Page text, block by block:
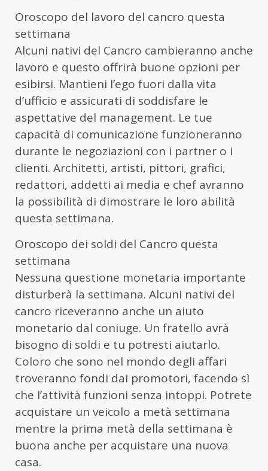
Oroscopo del lavoro del cancro questa
settimana
Alcuni nativi del Cancro cambieranno anche
lavoro e questo offrirà buone opzioni per
esibirsi. Mantieni l’ego fuori dalla vita
d’ufficio e assicurati di soddisfare le
aspettative del management. Le tue
capacità di comunicazione funzioneranno
durante le negoziazioni con i partner o i
clienti. Architetti, artisti, pittori, grafici,
redattori, addetti ai media e chef avranno
la possibilità di dimostrare le loro abilità
questa settimana.
Oroscopo dei soldi del Cancro questa
settimana
Nessuna questione monetaria importante
disturberà la settimana. Alcuni nativi del
cancro riceveranno anche un aiuto
monetario dal coniuge. Un fratello avrà
bisogno di soldi e tu potresti aiutarlo.
Coloro che sono nel mondo degli affari
troveranno fondi dai promotori, facendo sì
che l’attività funzioni senza intoppi. Potrete
acquistare un veicolo a metà settimana
mentre la prima metà della settimana è
buona anche per acquistare una nuova
casa.